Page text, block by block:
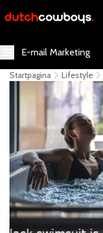
E-mail Marketing
Startpagina Lifestyle